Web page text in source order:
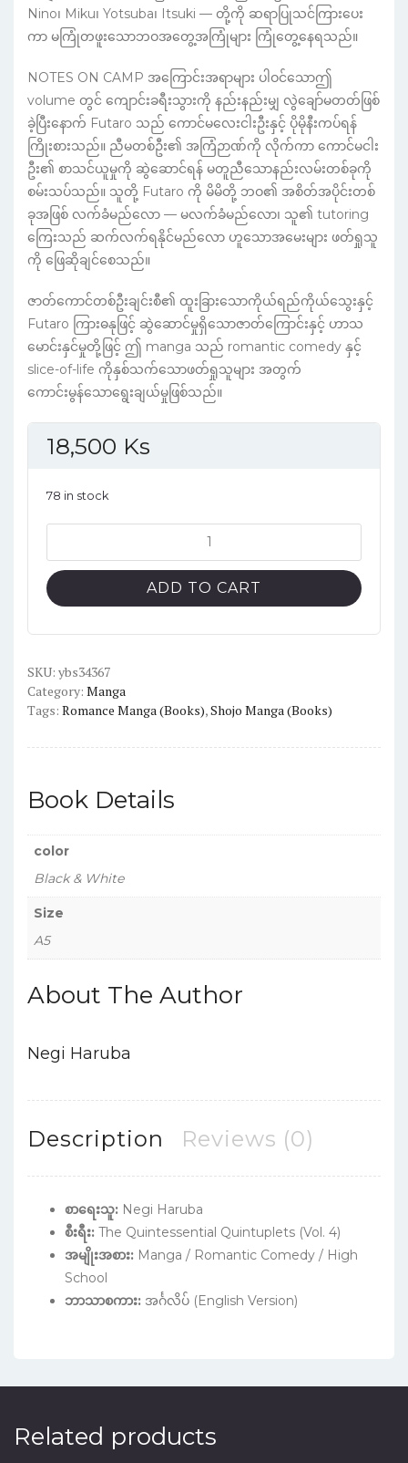
Nino၊ Miku၊ Yotsuba၊ Itsuki — တို့ကို ဆရာပြုသင်ကြားပေး
ကာ မကြုံတဖူးသောဘဝအတွေ့အကြုံများ ကြုံတွေ့နေရသည်။
NOTES ON CAMP အကြောင်းအရာများ ပါဝင်သောဤ
volume တွင် ကျောင်းခရီးသွားကို နည်းနည်းမျှ လွဲချော်မတတ်ဖြစ်
ခဲ့ပြီးနောက် Futaro သည် ကောင်မလေးငါးဦးနှင့် ပိုမိုနီးကပ်ရန်
ကြိုးစားသည်။ ညီမတစ်ဦး၏ အကြံဉာဏ်ကို လိုက်ကာ ကောင်မငါး
ဦး၏ စာသင်ယူမှုကို ဆွဲဆောင်ရန် မတူညီသောနည်းလမ်းတစ်ခုကို
စမ်းသပ်သည်။ သူတို့ Futaro ကို မိမိတို့ ဘဝ၏ အစိတ်အပိုင်းတစ်
ခုအဖြစ် လက်ခံမည်လော — မလက်ခံမည်လော၊ သူ၏ tutoring
ကြေးသည် ဆက်လက်ရနိုင်မည်လော ဟူသောအမေးများ ဖတ်ရှုသူ
ကို ဖြေဆိုချင်စေသည်။
ဇာတ်ကောင်တစ်ဦးချင်းစီ၏ ထူးခြားသောကိုယ်ရည်ကိုယ်သွေးနှင့်
Futaro ကြားဓနုဖြင့် ဆွဲဆောင်မှုရှိသောဇာတ်ကြောင်းနှင့် ဟာသ
မောင်းနှင်မှုတို့ဖြင့် ဤ manga သည် romantic comedy နှင့်
slice-of-life ကိုနှစ်သက်သောဖတ်ရှုသူများ အတွက်
ကောင်းမွန်သောရွေးချယ်မှုဖြစ်သည်။
18,500 Ks
78 in stock
quintessential
quintuplets
Vol.4
Manga
quantity
ADD TO CART
SKU: ybs34367
Category: Manga
Tags: Romance Manga (Books),Shojo Manga (Books)
Book Details
color
Black & White
Size
A5
About The Author
Negi Haruba
Description Reviews (0)
စာရေးသူ: Negi Haruba
စီးရီး: The Quintessential Quintuplets (Vol. 4)
အမျိုးအစား: Manga / Romantic Comedy / High
School
ဘာသာစကား: အင်္ဂလိပ် (English Version)
Related products